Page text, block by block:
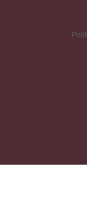
Guarda mi